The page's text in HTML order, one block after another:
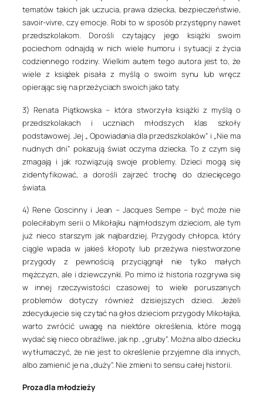
tematów takich jak uczucia, prawa dziecka, bezpieczeństwie,
savoir-vivre, czy emocje. Robi to w sposób przystępny nawet
przedszkolakom. Dorośli czytający jego książki swoim
pociechom odnajdą w nich wiele humoru i sytuacji z życia
codziennego rodziny. Wielkim autem tego autora jest to, że
wiele z książek pisała z myślą o swoim synu lub wręcz
opierając się na przeżyciach swoich jako taty.
3) Renata Piątkowska – która stworzyła książki z myślą o
przedszkolakach i uczniach młodszych klas szkoły
podstawowej. Jej „ Opowiadania dla przedszkolaków” i „Nie ma
nudnych dni” pokazują świat oczyma dziecka. To z czym się
zmagają i jak rozwiązują swoje problemy. Dzieci mogą się
zidentyfikować, a dorośli zajrzeć trochę do dziecięcego
świata.
4) Rene Goscinny i Jean – Jacques Sempe – być może nie
poleciłabym serii o Mikołajku najmłodszym dzieciom, ale tym
już nieco starszym jak najbardziej. Przygody chłopca, który
ciągle wpada w jakieś kłopoty lub przeżywa niestworzone
przygody z pewnością przyciągnął nie tylko małych
mężczyzn, ale i dziewczynki. Po mimo iż historia rozgrywa się
w innej rzeczywistości czasowej to wiele poruszanych
problemów dotyczy również dzisiejszych dzieci. Jeżeli
zdecydujecie się czytać na głos dzieciom przygody Mikołajka,
warto zwrócić uwagę na niektóre określenia, które mogą
wydać się nieco obraźliwe, jak np. „gruby”. Można albo dziecku
wytłumaczyć, że nie jest to określenie przyjemne dla innych,
albo zamienić je na „duży”. Nie zmieni to sensu całej historii.
Proza dla młodzieży